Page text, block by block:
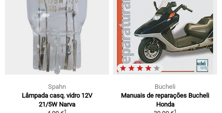
Spahn
Lâmpada casq. vidro 12V
21/5W Narva
1
Bucheli
Manuais de reparações Bucheli
Honda
1